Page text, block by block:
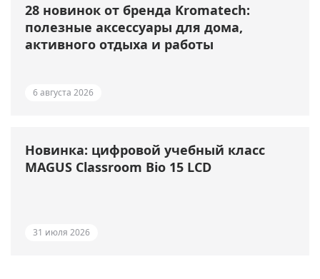
28 новинок от бренда Kromatech:
полезные аксессуары для дома,
активного отдыха и работы
6 августа 2026
Новинка: цифровой учебный класс
MAGUS Classroom Bio 15 LCD
31 июля 2026